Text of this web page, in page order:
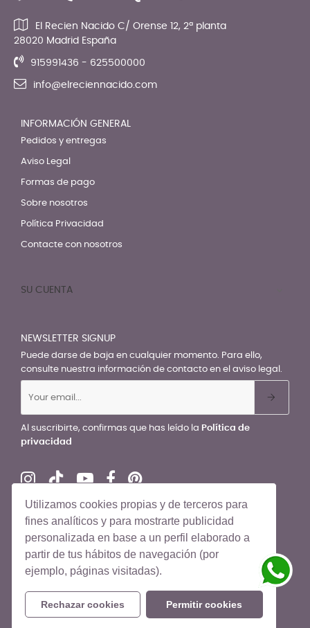
Utilizamos cookies propias y de terceros para
fines analíticos y para mostrarte publicidad
personalizada en base a un perfil elaborado a
partir de tus hábitos de navegación (por
ejemplo, páginas visitadas).
Rechazar cookies Permitir cookies
El Recien Nacido C/ Orense 12, 2ª planta
28020 Madrid España
915991436 - 625500000
info@elreciennacido.com
INFORMACIÓN GENERAL
Pedidos y entregas
Aviso Legal
Formas de pago
Sobre nosotros
Política Privacidad
Contacte con nosotros
SU CUENTA
NEWSLETTER SIGNUP
Puede darse de baja en cualquier momento. Para ello,
consulte nuestra información de contacto en el aviso legal.
Al suscribirte, confirmas que has leído la Política de
privacidad
© El Recién Nacido 2026. Todos los derechos reservados